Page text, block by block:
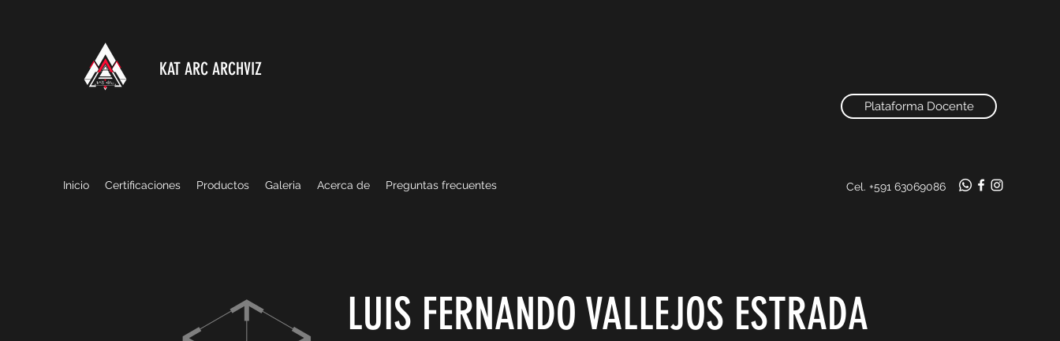
KAT ARC ARCHVIZ
Plataforma Docente
Inicio Certificaciones Productos Galeria Acerca de Preguntas frecuentes Cel. +591 63069086
LUIS FERNANDO VALLEJOS ESTRADA